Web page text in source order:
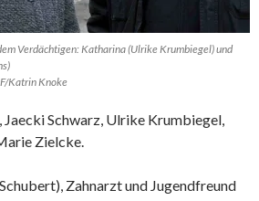
Verdächtigen: Katharina (Ulrike Krumbiegel) und
Katrin Knoke
Jaecki Schwarz, Ulrike Krumbiegel,
Zielcke.
Zahnarzt und Jugendfreund